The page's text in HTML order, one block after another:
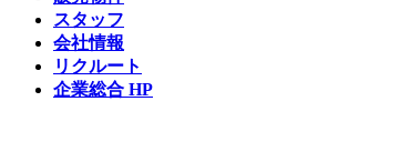
スタッフ
会社情報
リクルート
企業総合 HP